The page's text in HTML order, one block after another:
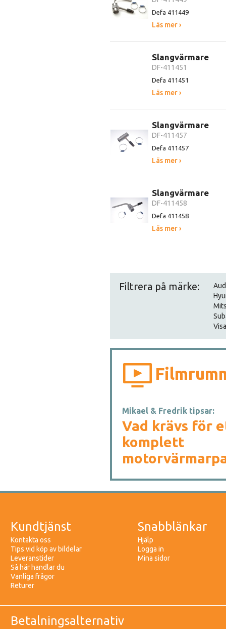
Defa 411449
Läs mer ›
Slangvärmare
DF-411451
Defa 411451
Läs mer ›
Slangvärmare
DF-411457
Defa 411457
Läs mer ›
Slangvärmare
DF-411458
Defa 411458
Läs mer ›
Filtrera på märke:
Mikael & Fredrik tipsar:
Vad krävs för
komplett
Kundtjänst
Kontakta oss
Tips vid köp av bildelar
Leveranstider
Så här handlar du
Vanliga frågor
Returer
Snabblänkar
Hjälp
Logga in
Mina sidor
Betalningsalternativ